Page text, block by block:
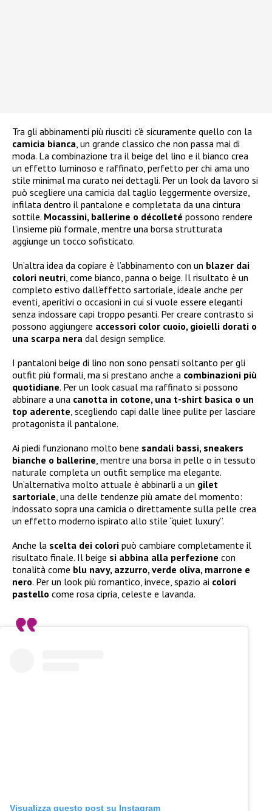
Tra gli abbinamenti più riusciti c’è sicuramente quello con la
camicia bianca , un grande classico che non passa mai di
moda. La combinazione tra il beige del lino e il bianco crea
un effetto luminoso e raffinato, perfetto per chi ama uno
stile minimal ma curato nei dettagli. Per un look da lavoro si
può scegliere una camicia dal taglio leggermente oversize,
infilata dentro il pantalone e completata da una cintura
sottile. Mocassini, ballerine o décolleté possono rendere
l’insieme più formale, mentre una borsa strutturata
aggiunge un tocco sofisticato.
Un’altra idea da copiare è l’abbinamento con un blazer dai
colori neutri , come bianco, panna o beige. Il risultato è un
completo estivo dall’effetto sartoriale, ideale anche per
eventi, aperitivi o occasioni in cui si vuole essere eleganti
senza indossare capi troppo pesanti. Per creare contrasto si
possono aggiungere accessori color cuoio, gioielli dorati o
una scarpa nera dal design semplice.
I pantaloni beige di lino non sono pensati soltanto per gli
outfit più formali, ma si prestano anche a combinazioni più
quotidiane. Per un look casual ma raffinato si possono
abbinare a una canotta in cotone, una t-shirt basica o un
top aderente , scegliendo capi dalle linee pulite per lasciare
protagonista il pantalone.
Ai piedi funzionano molto bene sandali bassi, sneakers
bianche o ballerine , mentre una borsa in pelle o in tessuto
naturale completa un outfit semplice ma elegante.
Un’alternativa molto attuale è abbinarli a un gilet
sartoriale , una delle tendenze più amate del momento:
indossato sopra una camicia o direttamente sulla pelle crea
un effetto moderno ispirato allo stile “quiet luxury”.
Anche la scelta dei colori può cambiare completamente il
risultato finale. Il beige si abbina alla perfezione con
tonalità come blu navy, azzurro, verde oliva, marrone e
nero. Per un look più romantico, invece, spazio ai colori
pastello come rosa cipria, celeste e lavanda.
Visualizza questo post su Instagram